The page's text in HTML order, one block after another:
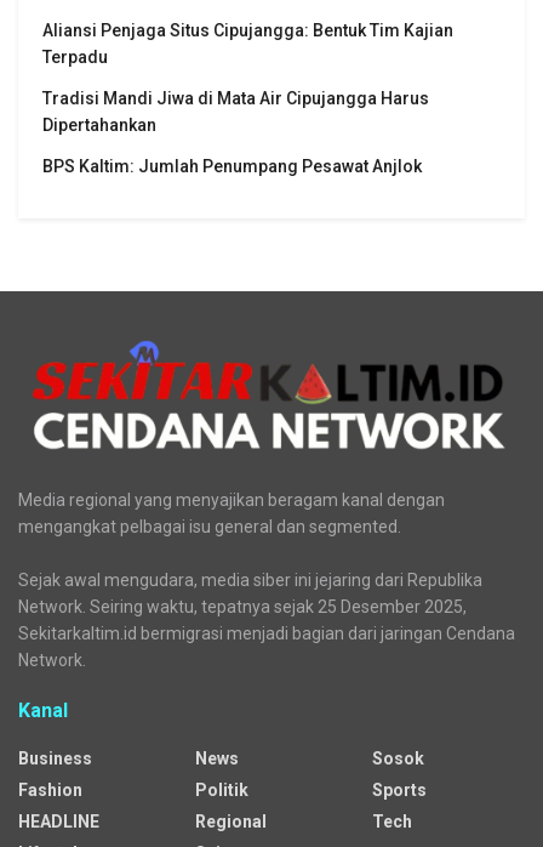
Aliansi Penjaga Situs Cipujangga: Bentuk Tim Kajian
Terpadu
Tradisi Mandi Jiwa di Mata Air Cipujangga Harus
Dipertahankan
BPS Kaltim: Jumlah Penumpang Pesawat Anjlok
Media regional yang menyajikan beragam kanal dengan
mengangkat pelbagai isu general dan segmented.
Sejak awal mengudara, media siber ini jejaring dari Republika
Network. Seiring waktu, tepatnya sejak 25 Desember 2025,
Sekitarkaltim.id bermigrasi menjadi bagian dari jaringan Cendana
Network.
Kanal
Business
Fashion
HEADLINE
News
Politik
Regional
Sosok
Sports
Tech